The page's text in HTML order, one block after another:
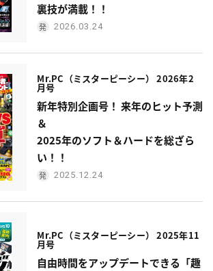
裏技が満載！！
2026.03.24
Mr.PC（ミスターピーシー） 2026年2
月号
新年特別企画号！ 来年のヒット予測
＆
2025年のソフト＆ハードを総ざら
い！！
2025.12.24
Mr.PC（ミスターピーシー） 2025年11
月号
自由時間をアップデートできる「趣